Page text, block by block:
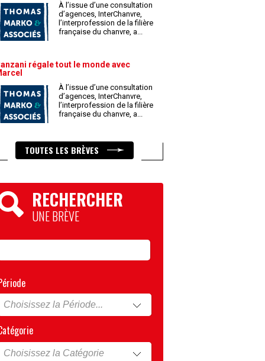
À l’issue d’une consultation
d’agences, InterChanvre,
l’interprofession de la filière
française du chanvre, a...
régale tout le monde avec
À l’issue d’une consultation
d’agences, InterChanvre,
l’interprofession de la filière
française du chanvre, a...
TOUTES LES BRÈVES
RECHERCHER
UNE BRÈVE